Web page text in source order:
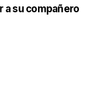
a su compañero